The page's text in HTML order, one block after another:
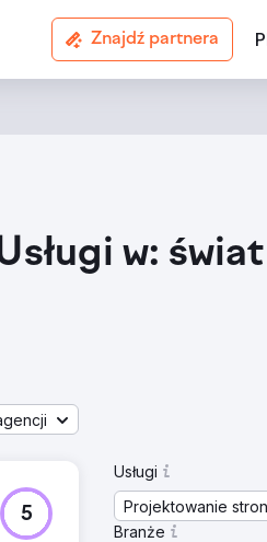
Znajdź partnera
w: świat
5
Usługi
Projektowanie
Branże